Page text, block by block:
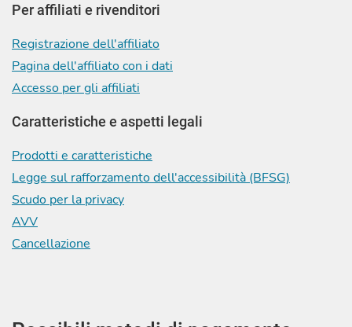
Per affiliati e rivenditori
Registrazione dell'affiliato
Pagina dell'affiliato con i dati
Accesso per gli affiliati
Caratteristiche e aspetti legali
Prodotti e caratteristiche
Legge sul rafforzamento dell'accessibilità (BFSG)
Scudo per la privacy
AVV
Cancellazione